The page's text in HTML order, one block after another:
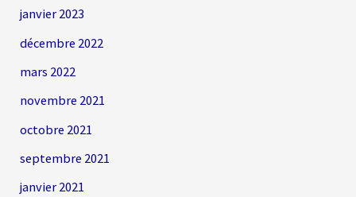
janvier 2023
décembre 2022
mars 2022
novembre 2021
octobre 2021
septembre 2021
janvier 2021